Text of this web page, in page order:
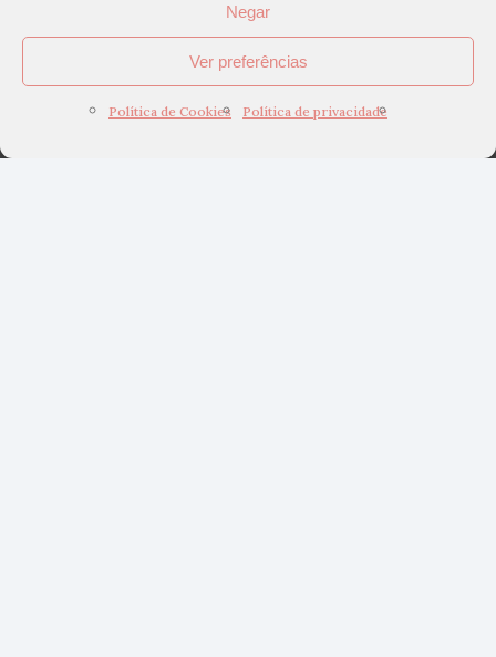
Negar
Ver preferências
Política de Cookies Política de privacidade